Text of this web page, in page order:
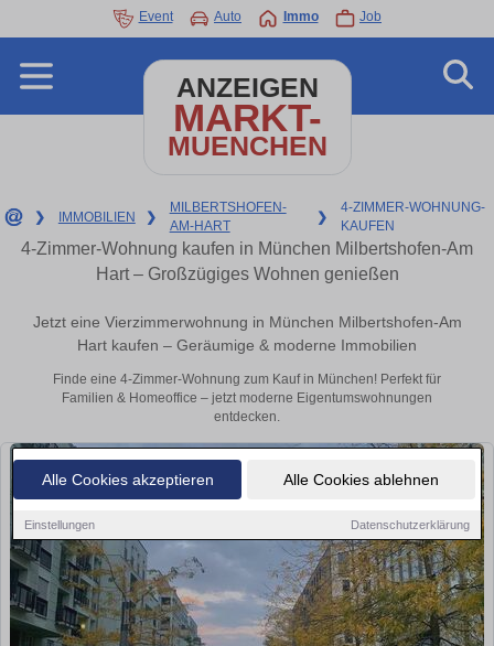
Alle Cookies akzeptieren Alle Cookies ablehnen
Einstellungen Datenschutzerklärung
Event Auto Immo Job
ANZEIGEN
MARKT-
MUENCHEN
❯ IMMOBILIEN ❯
MILBERTSHOFEN-
AM-HART
❯
4-ZIMMER-WOHNUNG-
KAUFEN
4-Zimmer-Wohnung kaufen in München Milbertshofen-Am
Hart – Großzügiges Wohnen genießen
Jetzt eine Vierzimmerwohnung in München Milbertshofen-Am
Hart kaufen – Geräumige & moderne Immobilien
Finde eine 4-Zimmer-Wohnung zum Kauf in München! Perfekt für
Familien & Homeoffice – jetzt moderne Eigentumswohnungen
entdecken.